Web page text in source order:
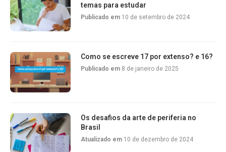
temas para estudar
Publicado em 10 de setembro de 2024
Como se escreve 17 por extenso? e 16?
Publicado em 8 de janeiro de 2025
Os desafios da arte de periferia no
Brasil
Atualizado em 10 de dezembro de 2024